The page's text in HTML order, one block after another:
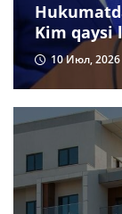
Kim qaysi
10 Июл, 2026